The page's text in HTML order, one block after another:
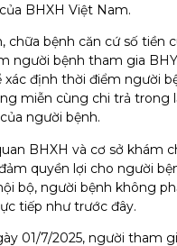
BHXH Việt Nam.
chữa bệnh căn cứ số tiền
người bệnh tham gia
định thời điểm người
miễn cùng chi trả trong
người bệnh.
BHXH và cơ sở khám
quyền lợi cho người
bộ, người bệnh không
tiếp như trước đây.
01/7/2025, người tham